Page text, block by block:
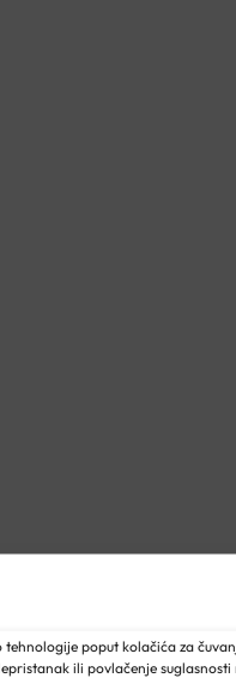
poput kolačića za
ili povlačenje